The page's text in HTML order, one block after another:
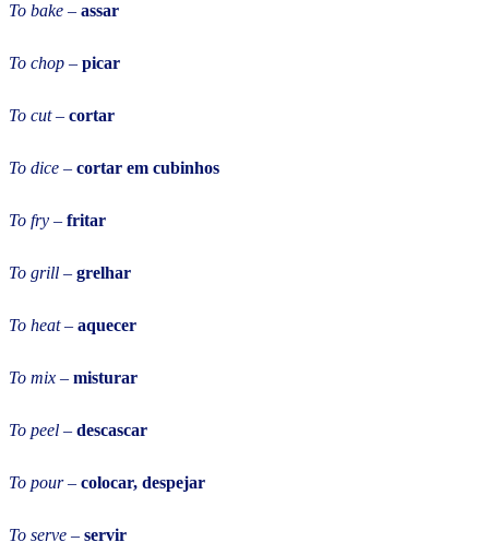
To bake – assar
To chop – picar
To cut– cortar
To dice – cortar em cubinhos
To fry – fritar
To grill – grelhar
To heat– aquecer
To mix – misturar
To peel – descascar
To pour– colocar, despejar
To serve – servir